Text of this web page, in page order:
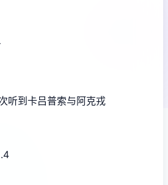
听到卡吕普索与阿克戎